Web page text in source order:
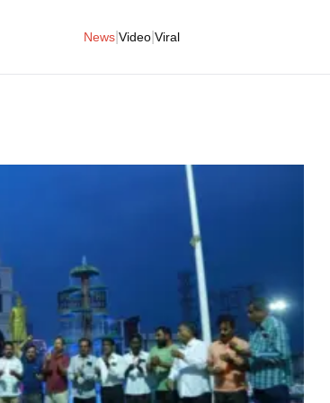
News Video Viral